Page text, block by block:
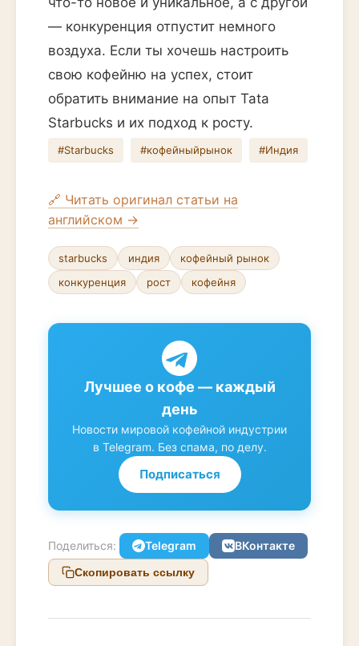
— конкуренция отпустит немного
воздуха. Если ты хочешь настроить
свою кофейню на успех, стоит
обратить внимание на опыт Tata
Starbucks и их подход к росту.
#Starbucks #кофейныйрынок #Индия
🔗 Читать оригинал статьи на
английском →
starbucks индия
кофейный рынок
конкуренция
рост кофейня
Лучшее о кофе — каждый
день
Новости мировой кофейной индустрии
в Telegram. Без спама, по делу.
Подписаться
Поделиться: Telegram ВКонтакте
Скопировать ссылку